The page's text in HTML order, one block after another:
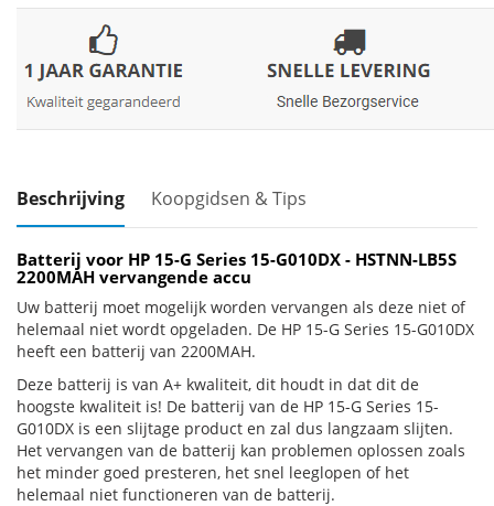
Beschrijving Koopgidsen & Tips
Batterij voor HP 15-G Series 15-G010DX - HSTNN-LB5S
2200MAH vervangende accu
Uw batterij moet mogelijk worden vervangen als deze niet of
helemaal niet wordt opgeladen. De HP 15-G Series 15-G010DX
heeft een batterij van 2200MAH.
Deze batterij is van A+ kwaliteit, dit houdt in dat dit de
hoogste kwaliteit is! De batterij van de HP 15-G Series 15-
G010DX is een slijtage product en zal dus langzaam slijten.
Het vervangen van de batterij kan problemen oplossen zoals
het minder goed presteren, het snel leeglopen of het
helemaal niet functioneren van de batterij.